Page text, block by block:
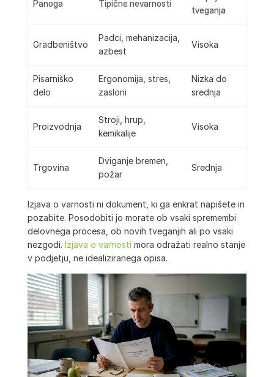
Panoga Tipične nevarnosti
tveganja
Gradbeništvo
Padci, mehanizacija,
azbest
Visoka
Pisarniško
delo
Ergonomija, stres,
zasloni
Nizka do
srednja
Proizvodnja
Stroji, hrup,
kemikalije
Visoka
Trgovina
Dviganje bremen,
požar
Srednja
Izjava o varnosti ni dokument, ki ga enkrat napišete in
pozabite. Posodobiti jo morate ob vsaki spremembi
delovnega procesa, ob novih tveganjih ali po vsaki
nezgodi. Izjava o varnosti mora odražati realno stanje
v podjetju, ne idealiziranega opisa.